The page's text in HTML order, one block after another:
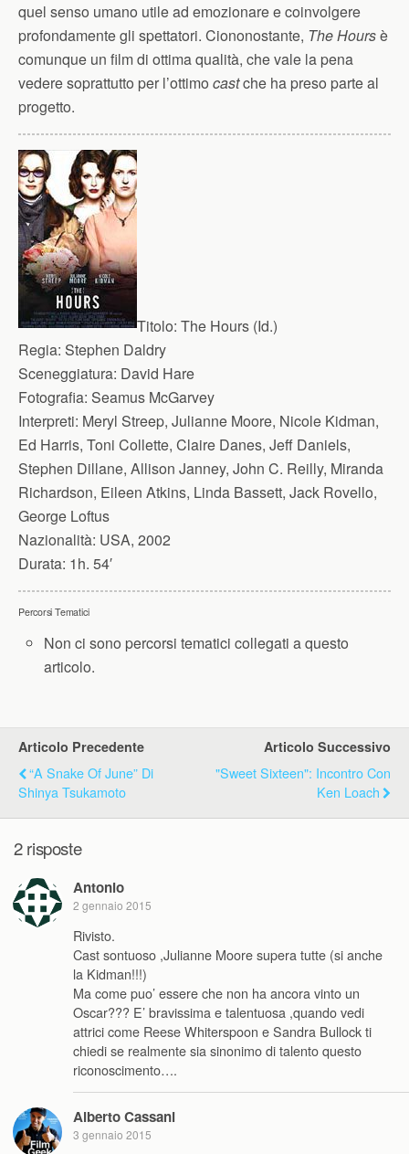
quel senso umano utile ad emozionare e coinvolgere
profondamente gli spettatori. Ciononostante, The Hoursè
comunque un film di ottima qualità, che vale la pena
vedere soprattutto per l’ottimo castche ha preso parte al
progetto.
Titolo: The Hours (Id.)
Regia: Stephen Daldry
Sceneggiatura: David Hare
Fotografia: Seamus McGarvey
Interpreti: Meryl Streep, Julianne Moore, Nicole Kidman,
Ed Harris, Toni Collette, Claire Danes, Jeff Daniels,
Stephen Dillane, Allison Janney, John C. Reilly, Miranda
Richardson, Eileen Atkins, Linda Bassett, Jack Rovello,
George Loftus
Nazionalità: USA, 2002
Durata: 1h. 54′
Percorsi Tematici
Non ci sono percorsi tematici collegati a questo
articolo.
Articolo Precedente
“A Snake Of June” Di
Shinya Tsukamoto
Articolo Successivo
"Sweet Sixteen": Incontro Con
Ken Loach
2 risposte
Antonio
2 gennaio 2015
Rivisto.
Cast sontuoso ,Julianne Moore supera tutte (si anche
la Kidman!!!)
Ma come puo’ essere che non ha ancora vinto un
Oscar??? E’ bravissima e talentuosa ,quando vedi
attrici come Reese Whiterspoon e Sandra Bullock ti
chiedi se realmente sia sinonimo di talento questo
riconoscimento….
Alberto Cassani
3 gennaio 2015